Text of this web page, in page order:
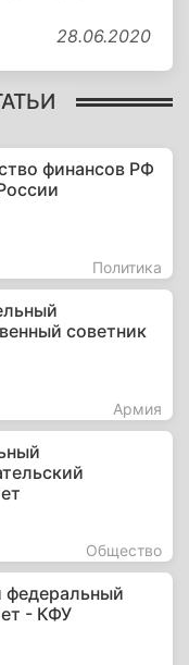
28.06.2020
финансов РФ
Политика
советник
Армия
Общество
федеральный
- КФУ